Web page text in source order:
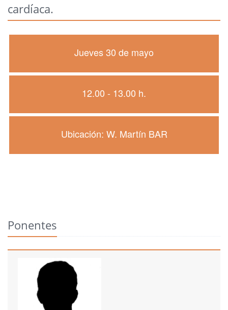
cardíaca.
Jueves 30 de mayo
12.00 - 13.00 h.
Ubicación: W. Martín BAR
Ponentes